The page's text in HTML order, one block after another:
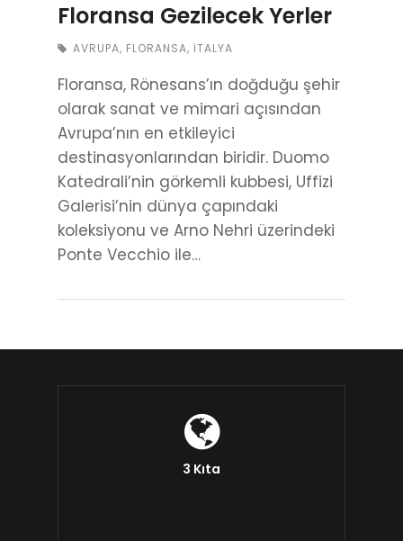
Floransa Gezilecek Yerler
AVRUPA, FLORANSA, İTALYA
Floransa, Rönesans’ın doğduğu şehir
olarak sanat ve mimari açısından
Avrupa’nın en etkileyici
destinasyonlarından biridir. Duomo
Katedrali’nin görkemli kubbesi, Uffizi
Galerisi’nin dünya çapındaki
koleksiyonu ve Arno Nehri üzerindeki
Ponte Vecchio ile…
3 Kıta